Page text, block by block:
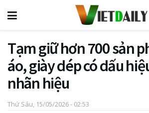
Tạm giữ hơn 700 sản
áo, giày dép có dấu
nhãn hiệu
Thứ Sáu, 15/05/2026 - 02:53